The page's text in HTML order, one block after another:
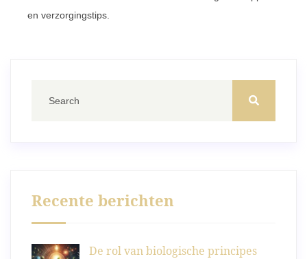
en verzorgingstips.
Recente berichten
De rol van biologische principes